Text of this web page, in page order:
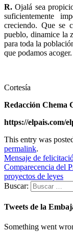
R. Ojalá sea
suficientemente
creciendo. Que se
pueblo, dinamice la
para toda la
que podamos acoger.
Cortesía
Redacción Chema
https://elpais.com/
This entry was
permalink.
Mensaje de
Comparecencia del
proyectos de leyes
Buscar:
Tweets de la
Something went